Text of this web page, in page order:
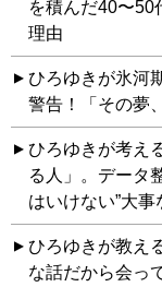
を積んだ40〜50
理由
ひろゆきが氷河
警告！「その夢
ひろゆきが考え
る人」。データ
はいけない”大事
ひろゆきが教え
な話だから会っ